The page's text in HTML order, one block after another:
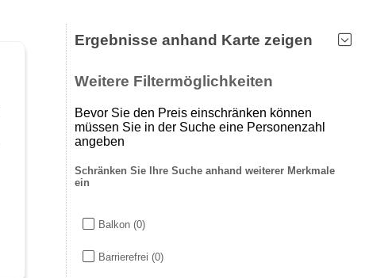
Ergebnisse anhand Karte zeigen
Weitere Filtermöglichkeiten
Bevor Sie den Preis einschränken können
müssen Sie in der Suche eine Personenzahl
angeben
Schränken Sie Ihre Suche anhand weiterer Merkmale
ein
Balkon (0)
Barrierefrei (0)